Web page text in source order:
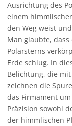
Ausrichtung des
einem
den Weg weist
Man glaubte,
Polarsterns
Erde schlug. In
Belichtung, die
zeichnen die
das Firmament
Präzision sowohl
der himmlischen